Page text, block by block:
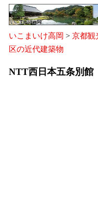
いこまいけ高岡 > 京都観
区の近代建築物
NTT西日本五条別館